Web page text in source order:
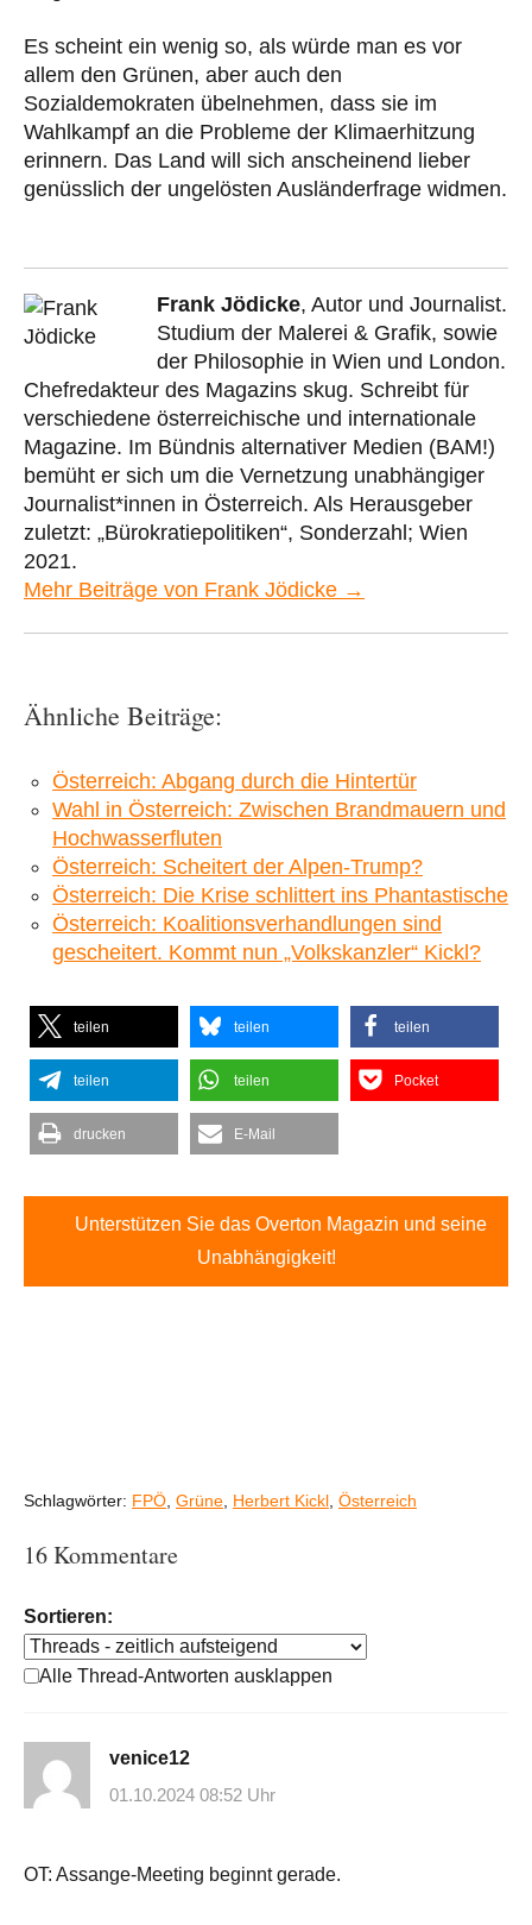
Es scheint ein wenig so, als würde man es vor
allem den Grünen, aber auch den
Sozialdemokraten übelnehmen, dass sie im
Wahlkampf an die Probleme der Klimaerhitzung
erinnern. Das Land will sich anscheinend lieber
genüsslich der ungelösten Ausländerfrage widmen.
Frank Jödicke, Autor und Journalist.
Studium der Malerei & Grafik, sowie
der Philosophie in Wien und London.
Chefredakteur des Magazins skug. Schreibt für
verschiedene österreichische und internationale
Magazine. Im Bündnis alternativer Medien (BAM!)
bemüht er sich um die Vernetzung unabhängiger
Journalist*innen in Österreich. Als Herausgeber
zuletzt: „Bürokratiepolitiken“, Sonderzahl; Wien
2021.
Mehr Beiträge von Frank Jödicke →
Ähnliche Beiträge:
Österreich: Abgang durch die Hintertür
Wahl in Österreich: Zwischen Brandmauern und
Hochwasserfluten
Österreich: Scheitert der Alpen-Trump?
Österreich: Die Krise schlittert ins Phantastische
Österreich: Koalitionsverhandlungen sind
gescheitert. Kommt nun „Volkskanzler“ Kickl?
teilen teilen teilen
teilen teilen Pocket
drucken E-Mail
Unterstützen Sie das Overton Magazin und seine
Unabhängigkeit!
Schlagwörter: FPÖ Grüne Herbert Kickl Österreich
16 Kommentare
Sortieren:
Alle Thread-Antworten ausklappen
venice12
01.10.2024 08:52 Uhr
OT: Assange-Meeting beginnt gerade.